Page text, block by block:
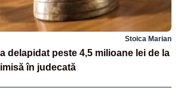
Stoica Marian
delapidat peste 4,5 milioane lei de la
în judecată